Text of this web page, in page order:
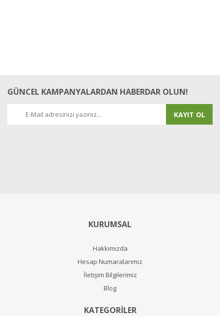
GÜNCEL KAMPANYALARDAN HABERDAR OLUN!
KAYIT OL
KURUMSAL
Hakkımızda
Hesap Numaralarımız
İletişim Bilgilerimiz
Blog
KATEGORİLER